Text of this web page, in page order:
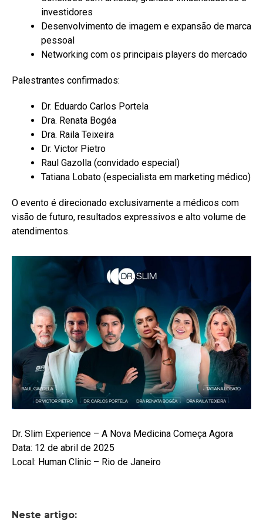
investidores
Desenvolvimento de imagem e expansão de marca
pessoal
Networking com os principais players do mercado
Palestrantes confirmados:
Dr. Eduardo Carlos Portela
Dra. Renata Bogéa
Dra. Raila Teixeira
Dr. Victor Pietro
Raul Gazolla (convidado especial)
Tatiana Lobato (especialista em marketing médico)
O evento é direcionado exclusivamente a médicos com
visão de futuro, resultados expressivos e alto volume de
atendimentos.
Dr. Slim Experience – A Nova Medicina Começa Agora
Data: 12 de abril de 2025
Local: Human Clinic – Rio de Janeiro
Neste artigo: